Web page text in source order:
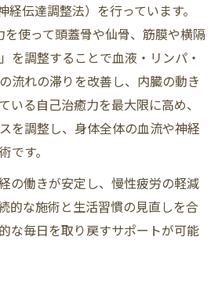
伝達調整法）を行っています。
を使って頭蓋骨や仙骨、筋膜や横隔
を調整することで血液・リンパ・
流れの滞りを改善し、内臓の動き
いる自己治癒力を最大限に高め、
を調整し、身体全体の血流や神経
です。
の働きが安定し、慢性疲労の軽減
的な施術と生活習慣の見直しを合
な毎日を取り戻すサポートが可能